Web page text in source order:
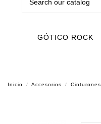
GÓTICO ROCK
Inicio Accesorios Cinturones